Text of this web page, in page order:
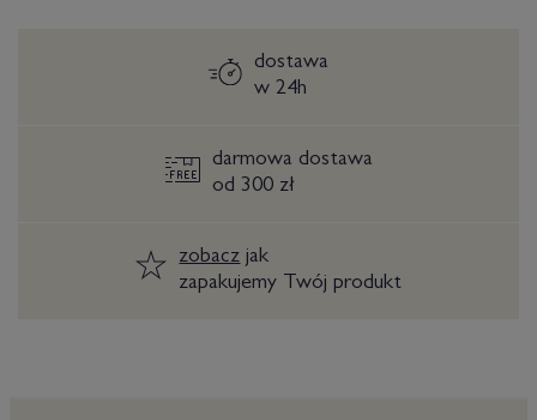
dostawa
w 24h
darmowa dostawa
od 300 zł
zobaczjak
zapakujemy Twój produkt